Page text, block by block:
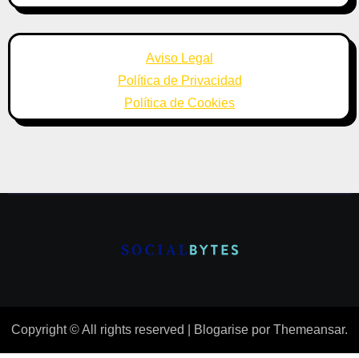
Aviso Legal
Política de Privacidad
Política de Cookies
Copyright © All rights reserved Blogarise por Themeansar.